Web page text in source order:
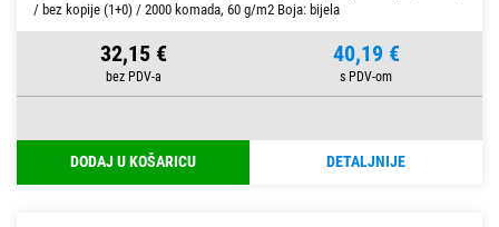
/ bez kopije (1+0) / 2000 komada, 60 g/m2 Boja: bijela
32,15 € 40,19 €
DODAJ U KOŠARICU DETALJNIJE